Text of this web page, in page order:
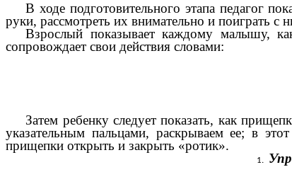
В ходе подготовительного этапа педагог
руки, рассмотреть их внимательно и поиграть с
Взрослый показывает каждому малышу,
сопровождает свои действия словами:
Затем ребенку следует показать, как
указательным пальцами, раскрываем ее; в
прищепки открыть и закрыть «ротик».